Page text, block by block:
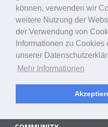
können, verwenden wir
weitere Nutzung der
der Verwendung von
Informationen zu Cookies
unserer
Mehr Informationen